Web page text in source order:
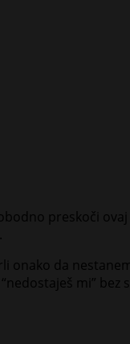
preskoči
onako da
mi”